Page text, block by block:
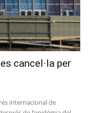
cancel·la per
internacional de